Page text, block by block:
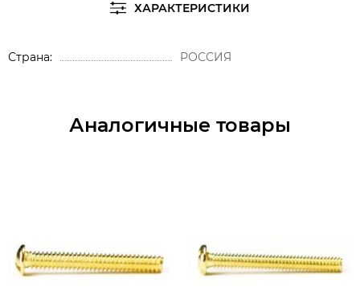
ХАРАКТЕРИСТИКИ
Страна РОССИЯ
Аналогичные товары